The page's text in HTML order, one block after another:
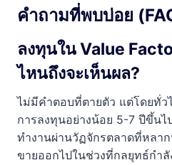
คำถามที่พบบ่อย
ลงทุนใน Value
ไหนถึงจะเห็นผล?
ไม่มีคำตอบที่ตายตัว แต่โดยทั่ว
การลงทุนอย่างน้อย 5-7 ปีขึ้นไ
ทำงานผ่านวัฏจักรตลาดที่หลา
ขายออกไปในช่วงที่กลยุทธ์กำ